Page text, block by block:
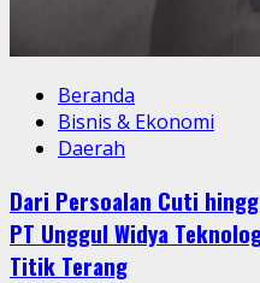
Beranda
Bisnis & Ekonomi
Daerah
Dari Persoalan Cuti
PT Unggul Widya
Titik Terang